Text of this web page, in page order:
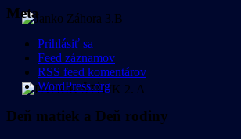
Meta
Prihlásiť sa
Feed záznamov
RSS feed komentárov
WordPress.org
Deň matiek a Deň rodiny